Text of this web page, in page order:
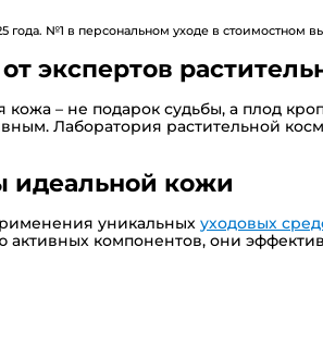
года. №1 в персональном уходе в стоимостном
экспертов
– не подарок судьбы, а плод
Лаборатория растительной
идеальной кожи
уникальных уходовых
компонентов, они